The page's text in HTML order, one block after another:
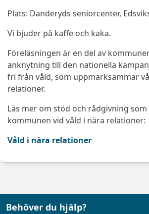
Plats: Danderyds seniorcenter,
Vi bjuder på kaffe och kaka.
Föreläsningen är en del av
anknytning till den nationella
fri från våld, som uppmärksammar
relationer.
Läs mer om stöd och rådgivning
kommunen vid våld i nära relationer:
Våld i nära relationer
Behöver du hjälp?